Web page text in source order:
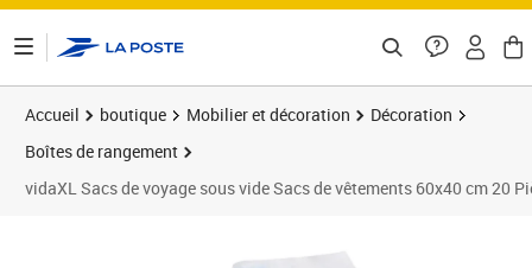
Accueil boutique Mobilier et décoration
Décoration
Boîtes de rangement
vidaXL Sacs de voyage sous vide Sacs de vêtements 60x40 cm 20